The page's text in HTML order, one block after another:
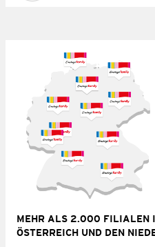
MEHR ALS 2.000 FILIALEN
ÖSTERREICH UND DEN